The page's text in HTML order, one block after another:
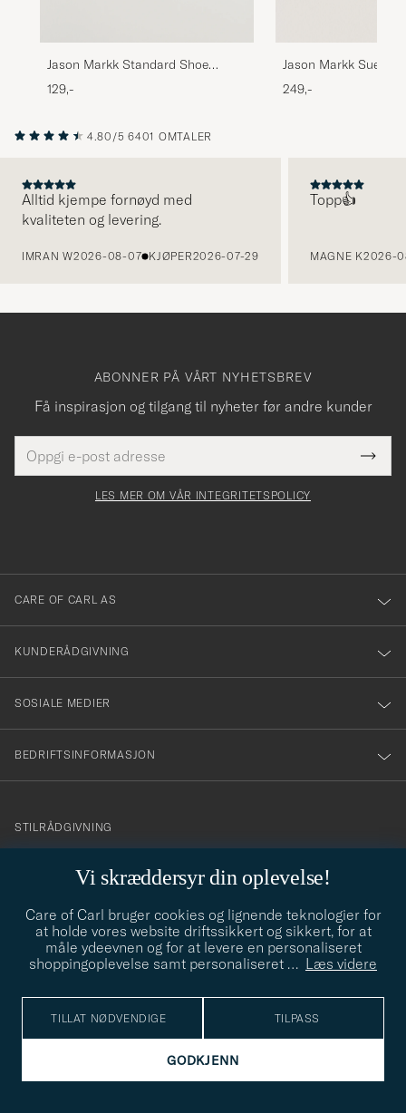
Jason Markk Standard Shoe
Cleaning Brush
129,-
Jason Markk Suede
249,-
4.80/5 6401 OMTALER
Alltid kjempe fornøyd med
kvaliteten og levering.
IMRAN W2026-08-07 KJØPER2026-07-29
Topp👍
MAGNE K2026-
Vi skræddersyr din oplevelse!
Care of Carl bruger cookies og lignende teknologier for
at holde vores website driftssikkert og sikkert, for at
måle ydeevnen og for at levere en personaliseret
shoppingoplevelse samt personaliseret … Læs videre
TILLAT NØDVENDIGE TILPASS
GODKJENN
ABONNER PÅ VÅRT NYHETSBREV
Få inspirasjon og tilgang til nyheter før andre kunder
postadresse
felt
Tack
för
dig
till
vårt
nyhetsbrev!
LES MER OM VÅR INTEGRITETSPOLICY
CARE OF CARL AS
KUNDERÅDGIVNING
SOSIALE MEDIER
BEDRIFTSINFORMASJON
info@careofcarl.no
STILRÅDGIVNING
STILRÅDGIVNING
© Care of Carl 2026